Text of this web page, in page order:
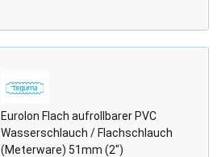
Eurolon Flach aufrollbarer PVC
Wasserschlauch / Flachschlauch
(Meterware) 51mm (2")